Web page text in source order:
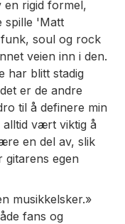
rigid formel,
spille 'Matt
soul og rock
veien inn i den.
har blitt stadig
er de andre
til å definere min
alltid vært viktig å
en del av, slik
egen
musikkelsker.»
fans og